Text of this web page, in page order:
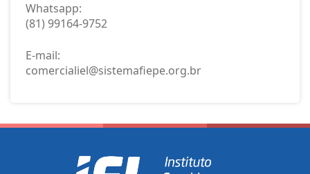
Whatsapp:
(81) 99164-9752
E-mail:
comercialiel@sistemafiepe.org.br